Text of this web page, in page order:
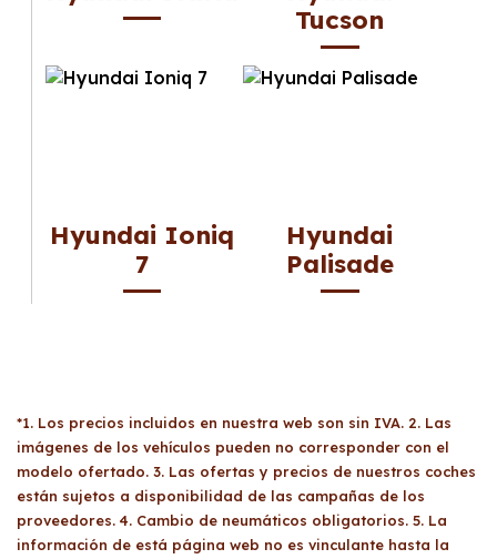
Tucson
Hyundai Ioniq
7
Hyundai
Palisade
*1. Los precios incluidos en nuestra web son sin IVA. 2. Las
imágenes de los vehículos pueden no corresponder con el
modelo ofertado. 3. Las ofertas y precios de nuestros coches
están sujetos a disponibilidad de las campañas de los
proveedores. 4. Cambio de neumáticos obligatorios. 5. La
información de está página web no es vinculante hasta la